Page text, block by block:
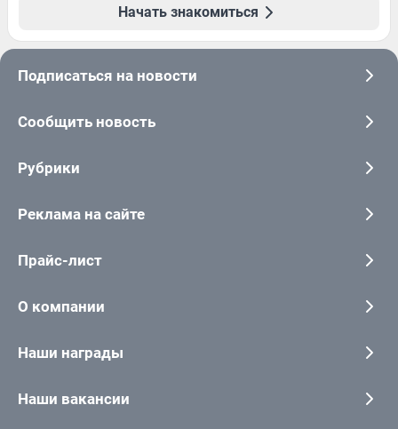
Начать знакомиться
Подписаться на новости
Сообщить новость
Рубрики
Реклама на сайте
Прайс-лист
О компании
Наши награды
Наши вакансии